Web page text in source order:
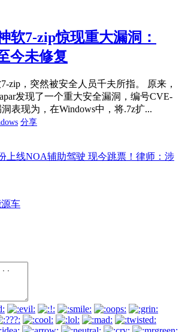
软7-zip惊现重大漏洞：
今未修复
zip，突然被安全人员千夫所指。 原来，
发现了一个重大安全漏洞，编号CVE-
洞表现为，在Windows中，将.7z扩...
分享
上线NOA辅助驾驶 现今跳票！律师：涉
车